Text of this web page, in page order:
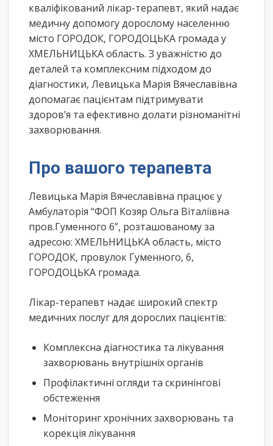
кваліфікований лікар-терапевт, який надає
медичну допомогу дорослому населенню
місто ГОРОДОК, ГОРОДОЦЬКА громада у
ХМЕЛЬНИЦЬКА область. З уважністю до
деталей та комплексним підходом до
діагностики, Левицька Марія Вячеславівна
допомагає пацієнтам підтримувати
здоров’я та ефективно долати різноманітні
захворювання.
Про вашого терапевта
Левицька Марія Вячеславівна працює у
Амбулаторія “ФОП Козяр Ольга Віталіївна
пров.Гуменного 6”, розташованому за
адресою: ХМЕЛЬНИЦЬКА область, місто
ГОРОДОК, провулок Гуменного, 6,
ГОРОДОЦЬКА громада.
Лікар-терапевт надає широкий спектр
медичних послуг для дорослих пацієнтів:
Комплексна діагностика та лікування
захворювань внутрішніх органів
Профілактичні огляди та скринінгові
обстеження
Моніторинг хронічних захворювань та
корекція лікування